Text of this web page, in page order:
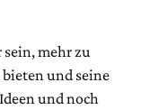
sein, mehr zu
und seine
und noch